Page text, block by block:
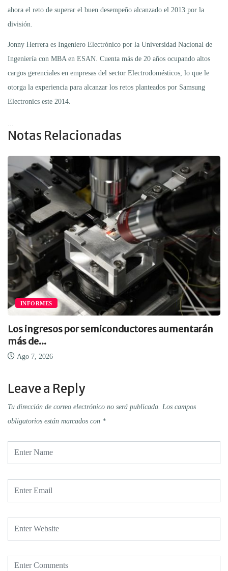
ahora el reto de superar el buen desempeño alcanzado el 2013 por la
división.
Jonny Herrera es Ingeniero Electrónico por la Universidad Nacional de
Ingeniería con MBA en ESAN. Cuenta más de 20 años ocupando altos
cargos gerenciales en empresas del sector Electrodomésticos, lo que le
otorga la experiencia para alcanzar los retos planteados por Samsung
Electronics este 2014.
Notas Relacionadas
INFORMES
Los ingresos por semiconductores aumentarán
más de...
Ago 7, 2026
Leave a Reply
Tu dirección de correo electrónico no será publicada. Los campos
obligatorios están marcados con *